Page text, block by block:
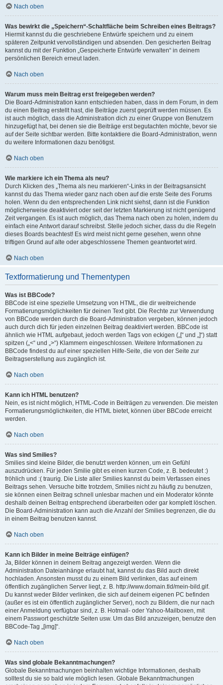
Nach oben
Was bewirkt die „Speichern“-Schaltfläche beim Schreiben eines Beitrags?
Hiermit kannst du die geschriebene Entwürfe speichern und zu einem
späteren Zeitpunkt vervollständigen und absenden. Den gesicherten Beitrag
kannst du mit der Funktion „Gespeicherte Entwürfe verwalten“ in deinem
persönlichen Bereich erneut laden.
Nach oben
Warum muss mein Beitrag erst freigegeben werden?
Die Board-Administration kann entschieden haben, dass in dem Forum, in dem
du einen Beitrag erstellt hast, die Beiträge zuerst geprüft werden müssen. Es
ist auch möglich, dass die Administration dich zu einer Gruppe von Benutzern
hinzugefügt hat, bei denen sie die Beiträge erst begutachten möchte, bevor sie
auf der Seite sichtbar werden. Bitte kontaktiere die Board-Administration, wenn
du weitere Informationen dazu benötigst.
Nach oben
Wie markiere ich ein Thema als neu?
Durch Klicken des „Thema als neu markieren“-Links in der Beitragsansicht
kannst du das Thema wieder ganz nach oben auf die erste Seite des Forums
holen. Wenn du den entsprechenden Link nicht siehst, dann ist die Funktion
möglicherweise deaktiviert oder seit der letzten Markierung ist nicht genügend
Zeit vergangen. Es ist auch möglich, das Thema nach oben zu holen, indem du
einfach eine Antwort darauf schreibst. Stelle jedoch sicher, dass du die Regeln
dieses Boards beachtest! Es wird meist nicht gerne gesehen, wenn ohne
triftigen Grund auf alte oder abgeschlossene Themen geantwortet wird.
Nach oben
Textformatierung und Thementypen
Was ist BBCode?
BBCode ist eine spezielle Umsetzung von HTML, die dir weitreichende
Formatierungsmöglichkeiten für deinen Text gibt. Die Rechte zur Verwendung
von BBCode werden durch die Board-Administration vergeben, können jedoch
auch durch dich für jeden einzelnen Beitrag deaktiviert werden. BBCode ist
ähnlich wie HTML aufgebaut, jedoch werden Tags von eckigen („[“ und „]“) statt
spitzen („<“ und „>“) Klammern eingeschlossen. Weitere Informationen zu
BBCode findest du auf einer speziellen Hilfe-Seite, die von der Seite zur
Beitragserstellung aus zugänglich ist.
Nach oben
Kann ich HTML benutzen?
Nein, es ist nicht möglich, HTML-Code in Beiträgen zu verwenden. Die meisten
Formatierungsmöglichkeiten, die HTML bietet, können über BBCode erreicht
werden.
Nach oben
Was sind Smilies?
Smilies sind kleine Bilder, die benutzt werden können, um ein Gefühl
auszudrücken. Für jeden Smilie gibt es einen kurzen Code, z. B. bedeutet :)
fröhlich und :( traurig. Die Liste aller Smilies kannst du beim Verfassen eines
Beitrags sehen. Versuche bitte trotzdem, Smilies nicht zu häufig zu benutzen,
sie können einen Beitrag schnell unlesbar machen und ein Moderator könnte
deshalb deinen Beitrag entsprechend überarbeiten oder gar komplett löschen.
Die Board-Administration kann auch die Anzahl der Smilies begrenzen, die du
in einem Beitrag benutzen kannst.
Nach oben
Kann ich Bilder in meine Beiträge einfügen?
Ja, Bilder können in deinem Beitrag angezeigt werden. Wenn die
Administration Dateianhänge erlaubt hat, kannst du das Bild auch direkt
hochladen. Ansonsten musst du zu einem Bild verlinken, das auf einem
öffentlich zugänglichen Server liegt, z. B. http://www.domain.tld/mein-bild.gif.
Du kannst weder Bilder verlinken, die sich auf deinem eigenen PC befinden
(außer es ist ein öffentlich zugänglicher Server), noch zu Bildern, die nur nach
einer Anmeldung verfügbar sind, z. B. Hotmail- oder Yahoo-Mailboxen, mit
einem Passwort geschützte Seiten usw. Um das Bild anzuzeigen, benutze den
BBCode-Tag „[img]“.
Nach oben
Was sind globale Bekanntmachungen?
Globale Bekanntmachungen beinhalten wichtige Informationen, deshalb
solltest du sie so bald wie möglich lesen. Globale Bekanntmachungen